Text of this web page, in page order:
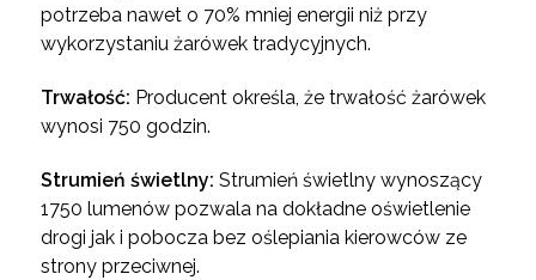
potrzeba nawet o 70% mniej energii niż przy
wykorzystaniu żarówek tradycyjnych.
Trwałość: Producent określa, że trwałość żarówek
wynosi 750 godzin.
Strumień świetlny: Strumień świetlny wynoszący
1750 lumenów pozwala na dokładne oświetlenie
drogi jak i pobocza bez oślepiania kierowców ze
strony przeciwnej.